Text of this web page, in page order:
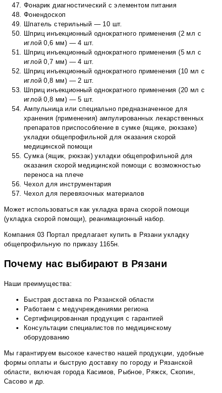
Фонарик диагностический с элементом питания
Фонендоскоп
Шпатель стерильный — 10 шт.
Шприц инъекционный однократного применения (2 мл с
иглой 0,6 мм) — 4 шт.
Шприц инъекционный однократного применения (5 мл с
иглой 0,7 мм) — 4 шт.
Шприц инъекционный однократного применения (10 мл с
иглой 0,8 мм) — 2 шт.
Шприц инъекционный однократного применения (20 мл с
иглой 0,8 мм) — 5 шт.
Ампульница или специально предназначенное для
хранения (применения) ампулированных лекарственных
препаратов приспособление в сумке (ящике, рюкзаке)
укладки общепрофильной для оказания скорой
медицинской помощи
Сумка (ящик, рюкзак) укладки общепрофильной для
оказания скорой медицинской помощи с возможностью
переноса на плече
Чехол для инструментария
Чехол для перевязочных материалов
Может использоваться как укладка врача скорой помощи
(укладка скорой помощи), реанимационный набор.
Компания 03 Портал предлагает купить в Рязани укладку
общепрофильную по приказу 1165н.
Почему нас выбирают в Рязани
Наши преимущества:
Быстрая доставка по Рязанской области
Работаем с медучреждениями региона
Сертифицированная продукция с гарантией
Консультации специалистов по медицинскому
оборудованию
Мы гарантируем высокое качество нашей продукции, удобные
формы оплаты и быструю доставку по городу и Рязанской
области, включая города Касимов, Рыбное, Ряжск, Скопин,
Сасово и др.